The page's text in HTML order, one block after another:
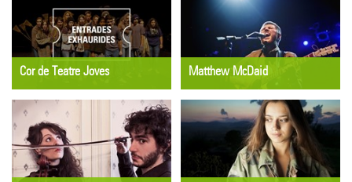
Llotja del Tint
Llotja del Tint
Cor de Teatre Joves
CONCERT
Diumenge 21 de juny
19 h
Llotja del Tint
Matthew McDaid
TAST DE CONCERTS
Dissabte 20 de juny
12:30 h
Can Pericus